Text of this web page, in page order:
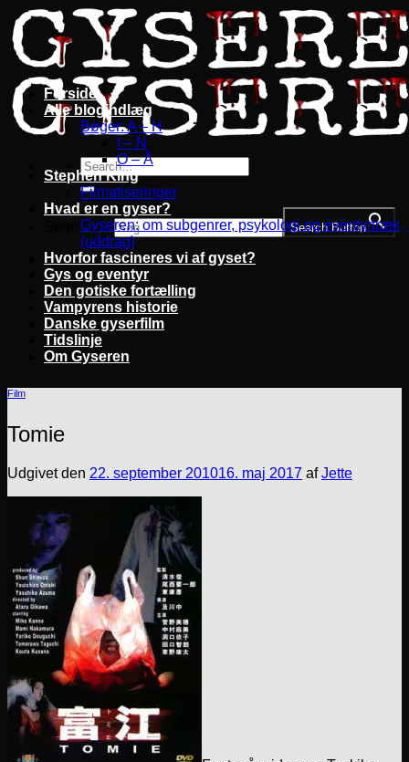
Fortsæt
til
indhold
Search for: Search Button
Forside
Alle blogindlæg
Bøger: A – H
I – N
O – Å
Stephen King
Filmatiseringer
Hvad er en gyser?
Gyseren: om subgenrer, psykologi og eventyrtræk
(uddrag)
Hvorfor fascineres vi af gyset?
Gys og eventyr
Den gotiske fortælling
Vampyrens historie
Danske gyserfilm
Tidslinje
Om Gyseren
Film
Tomie
Udgivet den 22. september 201016. maj 2017 afJette